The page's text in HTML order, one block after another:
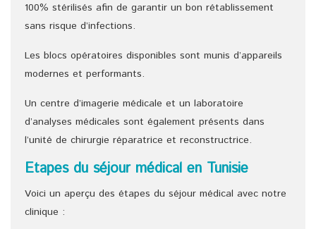
100% stérilisés afin de garantir un bon rétablissement
sans risque d’infections.
Les blocs opératoires disponibles sont munis d’appareils
modernes et performants.
Un centre d’imagerie médicale et un laboratoire
d’analyses médicales sont également présents dans
l’unité de chirurgie réparatrice et reconstructrice.
Etapes du séjour médical en Tunisie
Voici un aperçu des étapes du séjour médical avec notre
clinique :